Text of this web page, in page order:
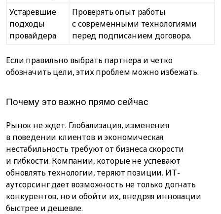
Устаревшие
подходы
провайдера
Проверять опыт работы
с современными технологиями
перед подписанием договора.
Если правильно выбрать партнера и четко
обозначить цели, этих проблем можно избежать.
Почему это важно прямо сейчас
Рынок не ждет. Глобализация, изменения
в поведении клиентов и экономическая
нестабильность требуют от бизнеса скорости
и гибкости. Компании, которые не успевают
обновлять технологии, теряют позиции. ИТ-
аутсорсинг дает возможность не только догнать
конкурентов, но и обойти их, внедряя инновации
быстрее и дешевле.